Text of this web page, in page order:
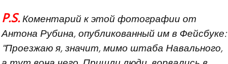
P.S.Коментарий к этой фотографии от
Антона Рубина, опубликованный им в Фейсбуке:
"Проезжаю я, значит, мимо штаба Навального,